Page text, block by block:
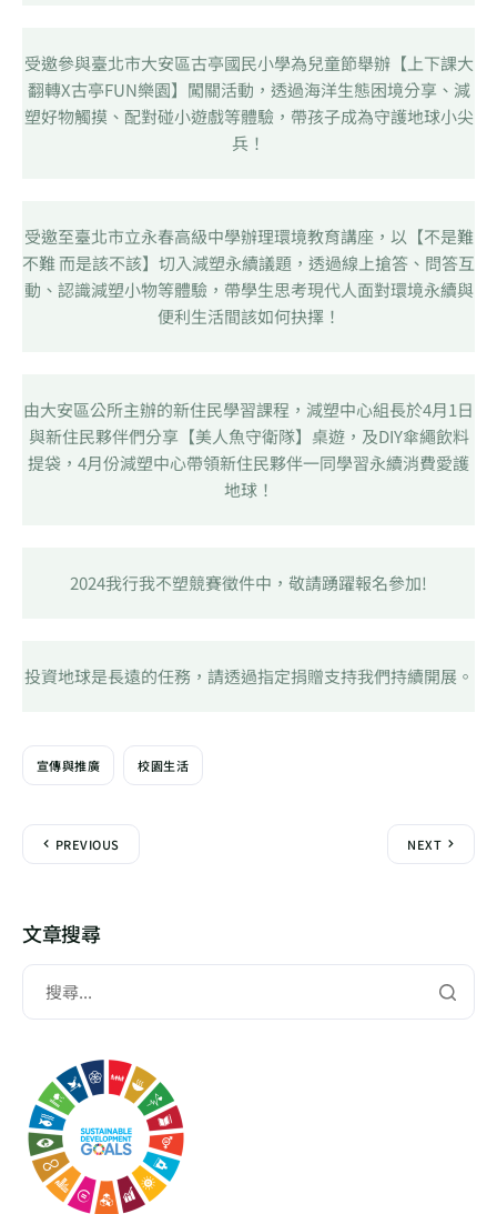
受邀參與臺北市大安區古亭國民小學為兒童節舉辦【上下課大
翻轉X古亭FUN樂園】闖關活動，透過海洋生態困境分享、減
塑好物觸摸、配對碰小遊戲等體驗，帶孩子成為守護地球小尖
兵！
受邀至臺北市立永春高級中學辦理環境教育講座，以【不是難
不難 而是該不該】切入減塑永續議題，透過線上搶答、問答互
動、認識減塑小物等體驗，帶學生思考現代人面對環境永續與
便利生活間該如何抉擇！
由大安區公所主辦的新住民學習課程，減塑中心組長於4月1日
與新住民夥伴們分享【美人魚守衛隊】桌遊，及DIY傘繩飲料
提袋，4月份減塑中心帶領新住民夥伴一同學習永續消費愛護
地球！
2024我行我不塑競賽徵件中，敬請踴躍報名參加!
投資地球是長遠的任務，請透過指定捐贈支持我們持續開展。
宣傳與推廣 校園生活
PREVIOUS NEXT
文章搜尋